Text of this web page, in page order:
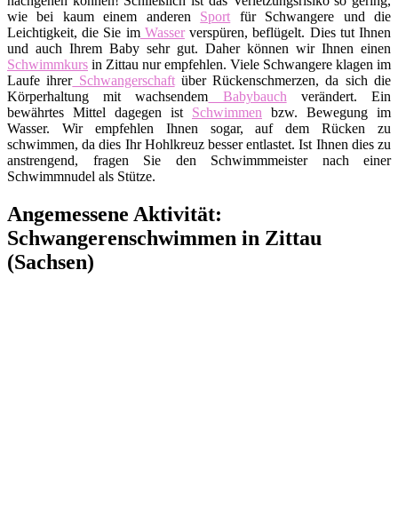
wie bei kaum einem anderen Sport für Schwangere und die
Leichtigkeit, die Sie imWasserverspüren, beflügelt. Dies tut Ihnen
und auch Ihrem Baby sehr gut. Daher können wir Ihnen einen
Schwimmkurs in Zittau nur empfehlen. Viele Schwangere klagen im
Laufe ihrerSchwangerschaftüber Rückenschmerzen, da sich die
Körperhaltung mit wachsendem Babybauch verändert. Ein
bewährtes Mittel dagegen ist Schwimmen bzw. Bewegung im
Wasser. Wir empfehlen Ihnen sogar, auf dem Rücken zu
schwimmen, da dies Ihr Hohlkreuz besser entlastet. Ist Ihnen dies zu
anstrengend, fragen Sie den Schwimmmeister nach einer
Schwimmnudel als Stütze.
Angemessene Aktivität:
Schwangerenschwimmen in Zittau
(Sachsen)